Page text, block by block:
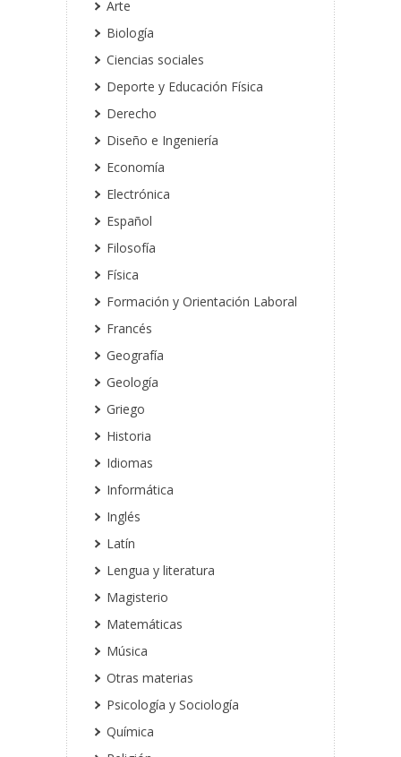
Arte
Biología
Ciencias sociales
Deporte y Educación Física
Derecho
Diseño e Ingeniería
Economía
Electrónica
Español
Filosofía
Física
Formación y Orientación Laboral
Francés
Geografía
Geología
Griego
Historia
Idiomas
Informática
Inglés
Latín
Lengua y literatura
Magisterio
Matemáticas
Música
Otras materias
Psicología y Sociología
Química